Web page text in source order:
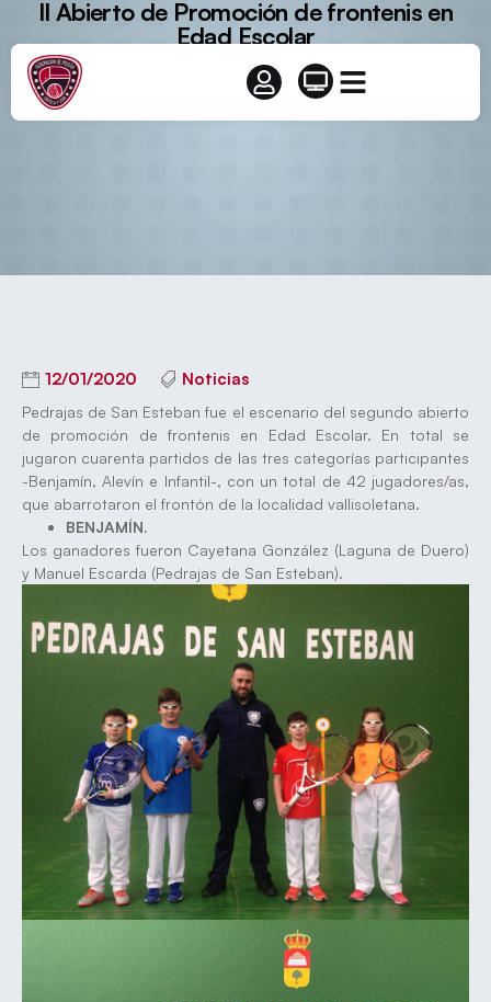
II Abierto de Promoción de frontenis en
Edad Escolar
12/01/2020 Noticias
Pedrajas de San Esteban fue el escenario del segundo abierto
de promoción de frontenis en Edad Escolar. En total se
jugaron cuarenta partidos de las tres categorías participantes
-Benjamín, Alevín e Infantil-, con un total de 42 jugadores/as,
que abarrotaron el frontón de la localidad vallisoletana.
BENJAMÍN.
Los ganadores fueron Cayetana González (Laguna de Duero)
y Manuel Escarda (Pedrajas de San Esteban).